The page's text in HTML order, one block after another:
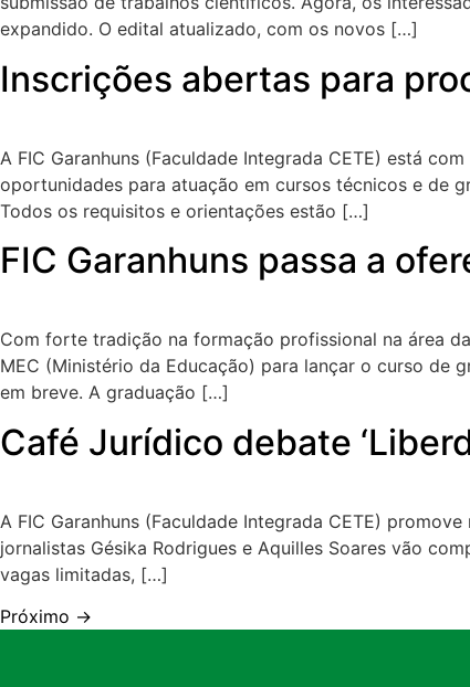
expandido. O edital atualizado, com os novos […]
Inscrições abertas para
A FIC Garanhuns (Faculdade Integrada CETE) está
oportunidades para atuação em cursos técnicos e de
Todos os requisitos e orientações estão […]
FIC Garanhuns passa a
Com forte tradição na formação profissional na área
MEC (Ministério da Educação) para lançar o curso de
em breve. A graduação […]
Café Jurídico debate
A FIC Garanhuns (Faculdade Integrada CETE)
jornalistas Gésika Rodrigues e Aquilles Soares vão
vagas limitadas, […]
Próximo →